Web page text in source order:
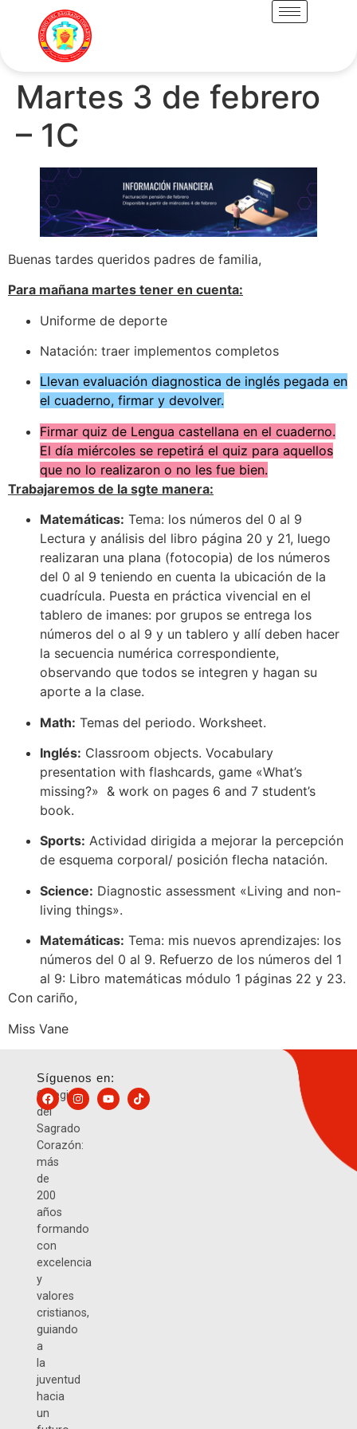
Martes 3 de febrero
– 1C
Buenas tardes queridos padres de familia,
Para mañana martes tener en cuenta:
Uniforme de deporte
Natación: traer implementos completos
Llevan evaluación diagnostica de inglés pegada en
el cuaderno, firmar y devolver.
Firmar quiz de Lengua castellana en el cuaderno.
El día miércoles se repetirá el quiz para aquellos
que no lo realizaron o no les fue bien.
Trabajaremos de la sgte manera:
Matemáticas: Tema: los números del 0 al 9
Lectura y análisis del libro página 20 y 21, luego
realizaran una plana (fotocopia) de los números
del 0 al 9 teniendo en cuenta la ubicación de la
cuadrícula. Puesta en práctica vivencial en el
tablero de imanes: por grupos se entrega los
números del o al 9 y un tablero y allí deben hacer
la secuencia numérica correspondiente,
observando que todos se integren y hagan su
aporte a la clase.
Math: Temas del periodo. Worksheet.
Inglés: Classroom objects. Vocabulary
presentation with flashcards, game «What’s
missing?» & work on pages 6 and 7 student’s
book.
Sports: Actividad dirigida a mejorar la percepción
de esquema corporal/ posición flecha natación.
Science: Diagnostic assessment «Living and non-
living things».
Matemáticas: Tema: mis nuevos aprendizajes: los
números del 0 al 9. Refuerzo de los números del 1
al 9: Libro matemáticas módulo 1 páginas 22 y 23.
Con cariño,
Miss Vane
Colegio
del
Sagrado
Corazón:
más
de
200
años
formando
con
excelencia
y
valores
cristianos,
guiando
a
la
juventud
hacia
un
Síguenos en: